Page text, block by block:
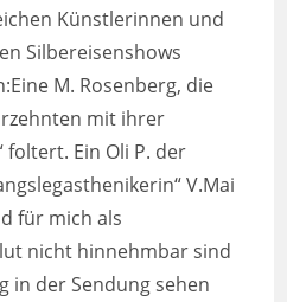
Künstlerinnen und
Silbereisenshows
M. Rosenberg, die
mit ihrer
Ein Oli P. der
V.Mai
für mich als
nicht hinnehmbar sind
in der Sendung sehen